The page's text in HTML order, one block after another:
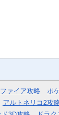
ァイア攻略 ポ
アルトネリコ2攻